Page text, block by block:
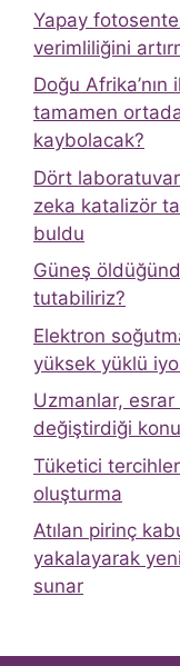
Yapay
verimliliğini
Doğu
tamamen
kaybolacak?
Dört laboratuvar
zeka katalizör
buldu
Güneş
tutabiliriz?
Elektron
yüksek yüklü
Uzmanlar, esrar
değiştirdiği
Tüketici
oluşturma
Atılan pirinç
yakalayarak
sunar